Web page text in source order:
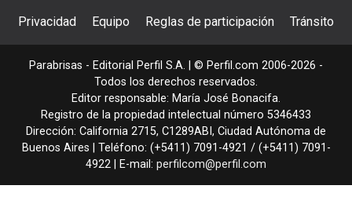
Privacidad Equipo Reglas de participación Tránsito
Parabrisas - Editorial Perfil S.A. | © Perfil.com 2006-2026 -
Todos los derechos reservados.
Editor responsable: María José Bonacifa.
Registro de la propiedad intelectual número 5346433
Dirección: California 2715, C1289ABI , Ciudad Autónoma de
Buenos Aires | Teléfono: (+5411) 7091-4921 / (+5411) 7091-
4922 | E-mail: perfilcom@perfil.com